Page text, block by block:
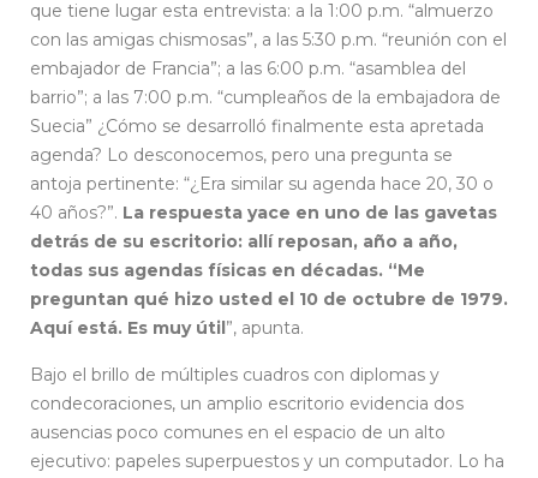
que tiene lugar esta entrevista: a la 1:00 p.m. “almuerzo
con las amigas chismosas”, a las 5:30 p.m. “reunión con el
embajador de Francia”; a las 6:00 p.m. “asamblea del
barrio”; a las 7:00 p.m. “cumpleaños de la embajadora de
Suecia” ¿Cómo se desarrolló finalmente esta apretada
agenda? Lo desconocemos, pero una pregunta se
antoja pertinente: “¿Era similar su agenda hace 20, 30 o
40 años?”. La respuesta yace en uno de las gavetas
detrás de su escritorio: allí reposan, año a año,
todas sus agendas físicas en décadas. “Me
preguntan qué hizo usted el 10 de octubre de 1979.
Aquí está. Es muy útil”, apunta.
Bajo el brillo de múltiples cuadros con diplomas y
condecoraciones, un amplio escritorio evidencia dos
ausencias poco comunes en el espacio de un alto
ejecutivo: papeles superpuestos y un computador. Lo ha